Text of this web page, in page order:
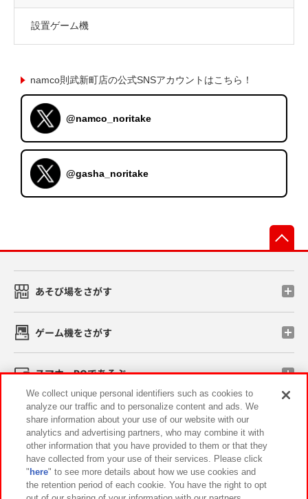
設置ゲーム機
namco則武新町店の公式SNSアカウントはこちら！
@namco_noritake
@gasha_noritake
あそび場をさがす
ゲーム機をさがす
スマホ・PCであそぶ
イベント・キャンペーン
関連会社 サステナビリティ サイトポリシー
We collect unique personal identifiers such as cookies to
analyze our traffic and to personalize content and ads. We
share information about your use of our website with our
analytics and advertising partners, who may combine it with
other information that you have provided to them or that they
have collected from your use of their services. Please click
" here" to see more details about how we use cookies and
the retention period of each cookie. You have the right to opt